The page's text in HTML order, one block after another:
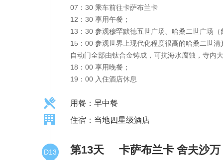
07：30 乘车前往卡萨布兰卡
12：30 享用午餐；
13：30 参观穆罕默德五世广场、哈桑二世广场
15：00 参观世界上现代化程度很高的哈桑二世
自动门全部由钛合金铸成，可抗海水腐蚀，寺内
18：00 享用晚餐；
19：00 入住酒店休息
用餐：早中餐
住宿：当地四星级酒店
D13 第13天 卡萨布兰卡 舍夫沙万